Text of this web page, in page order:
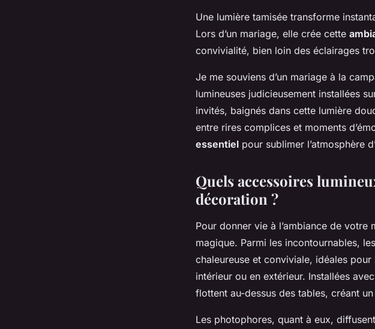
Une lumière tamisée transforme
Lors d’un mariage, elle crée cette
convivialité, bien loin des éclairages
Je me souviens d’un mariage à la
lumineuses judicieusement installées
invités, baignés dans cette lumière
entre rires complices et moments
essentiel pour sublimer l’atmosphère
Quels accessoires
décoration ?
Pour donner vie à l’ambiance de
magique. Parmi les incontournables,
chaleureuse et conviviale, idéales
intérieur ou en extérieur. Installées
flottent au-dessus des tables, créant
Les photophores, quant à eux,